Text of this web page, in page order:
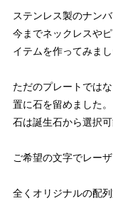
ステンレス製のナン
今までネックレスや
イテムを作ってみまし
ただのプレートでは
置に石を留めました。
石は誕生石から選択可
ご希望の文字でレー
全くオリジナルの配